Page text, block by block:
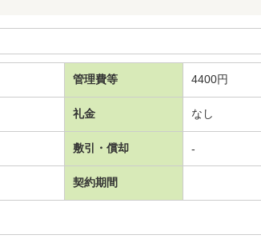
管理費等 4400円
礼金 なし
敷引・償却 -
契約期間